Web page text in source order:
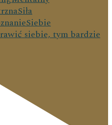
siebie, tym bardzie